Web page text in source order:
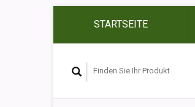
STARTSEITE